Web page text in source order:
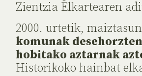
Zientzia Elkartearen
2000. urtetik,
komunak desehorzten
hobitako aztarnak
Historikoko hainbat